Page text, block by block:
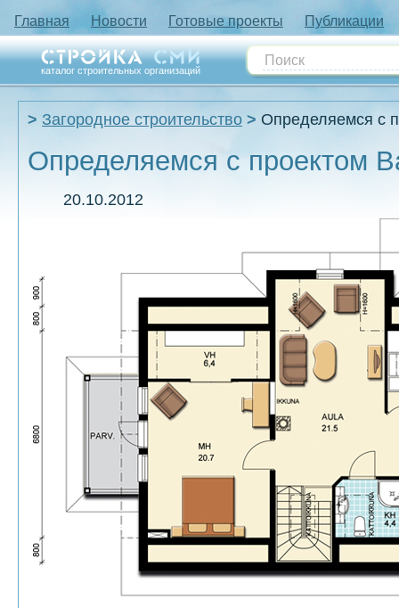
Главная Новости Готовые проекты Публикации
каталог строительных организаций
Загородное строительство Определяемся с
Определяемся с проектом
20.10.2012